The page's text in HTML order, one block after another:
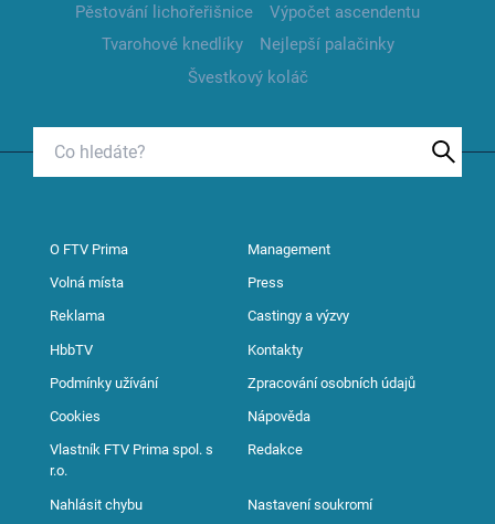
Pěstování lichořeřišnice
Výpočet ascendentu
Tvarohové knedlíky
Nejlepší palačinky
Švestkový koláč
O FTV Prima Management
Volná místa Press
Reklama Castingy a výzvy
HbbTV Kontakty
Podmínky užívání Zpracování osobních údajů
Cookies Nápověda
Vlastník FTV Prima spol. s
r.o.
Redakce
Nahlásit chybu Nastavení soukromí